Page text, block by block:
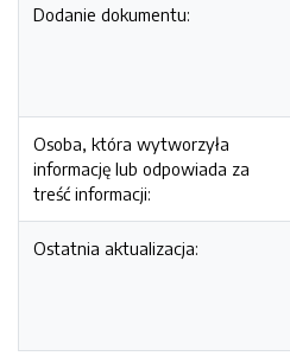
Dodanie dokumentu:
Osoba, która wytworzyła
informację lub odpowiada za
treść informacji:
Ostatnia aktualizacja: